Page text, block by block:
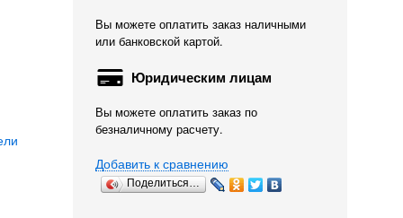
Вы можете оплатить заказ наличными
или банковской картой.
Юридическим лицам
Вы можете оплатить заказ по
безналичному расчету.
Добавить к сравнению
Поделиться…